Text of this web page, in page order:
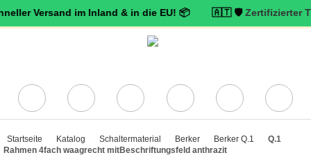
im Inland & in die EU! 📦 🇦🇹 🛡️ Zertifizierter Trusted
Startseite Katalog Schaltermaterial Berker Berker Q.1
Q.1
Rahmen 4fach waagrecht mitBeschriftungsfeld anthrazit